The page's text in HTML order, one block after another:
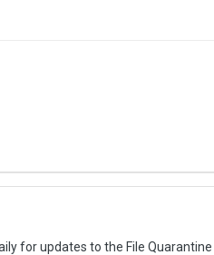
for updates to the File